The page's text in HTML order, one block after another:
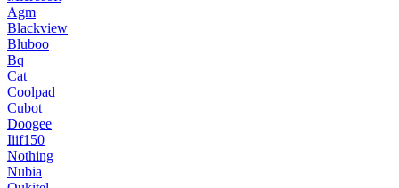
Agm
Blackview
Bluboo
Bq
Cat
Coolpad
Cubot
Doogee
Iiif150
Nothing
Nubia